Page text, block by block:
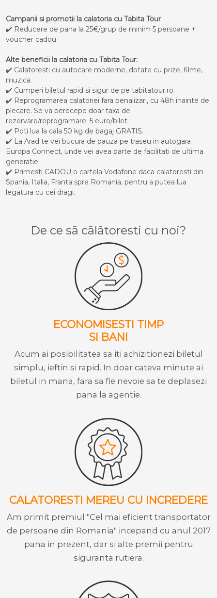
Campanii si promotii la calatoria cu Tabita Tour
✔️ Reducere de pana la 25€/grup de minim 5 persoane +
voucher cadou.
Alte beneficii la calatoria cu Tabita Tour:
✔️ Calatoresti cu autocare moderne, dotate cu prize, filme,
muzica.
✔️ Cumperi biletul rapid si sigur de pe tabitatour.ro.
✔️ Reprogramarea calatoriei fara penalizari, cu 48h inainte de
plecare. Se va perecepe doar taxa de
rezervare/reprogramare: 5 euro/bilet.
✔️ Poti lua la cala 50 kg de bagaj GRATIS.
✔️ La Arad te vei bucura de pauza pe traseu in autogara
Europa Connect, unde vei avea parte de facilitati de ultima
generatie.
✔️ Primesti CADOU o cartela Vodafone daca calatoresti din
Spania, Italia, Franta spre Romania, pentru a putea lua
legatura cu cei dragi.
De ce sã cãlãtoresti cu noi?
ECONOMISESTI TIMP
SI BANI
Acum ai posibilitatea sa iti achizitionezi biletul
simplu, ieftin si rapid. In doar cateva minute ai
biletul in mana, fara sa fie nevoie sa te deplasezi
pana la agentie.
CALATORESTI MEREU CU INCREDERE
Am primit premiul "Cel mai eficient transportator
de persoane din Romania" incepand cu anul 2017
pana in prezent, dar si alte premii pentru
siguranta rutiera.